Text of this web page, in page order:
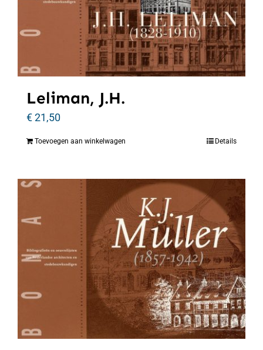
Leliman, J.H.
€21,50
Toevoegen aan winkelwagen Details